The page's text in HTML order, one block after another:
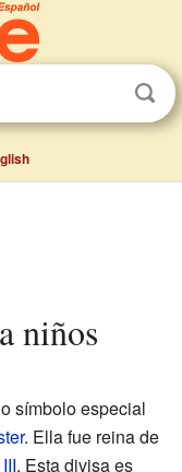
niños
o símbolo especial
. Ella fue reina de
. Esta divisa es